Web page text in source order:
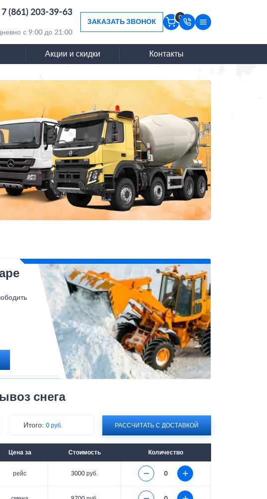
7 (861) 203-39-63
с 9:00 до 21:00
ЗАКАЗАТЬ ЗВОНОК
0
Акции и скидки Контакты
готовы
нам, вы
и
снега
Итого:0 руб. РАССЧИТАТЬ С ДОСТАВКОЙ
Цена за Стоимость Количество
рейс 3000 руб.